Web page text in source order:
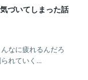
づいてしまった話
なに疲れるんだろ
れていく...